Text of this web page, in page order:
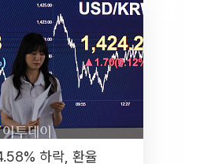
하락, 환율